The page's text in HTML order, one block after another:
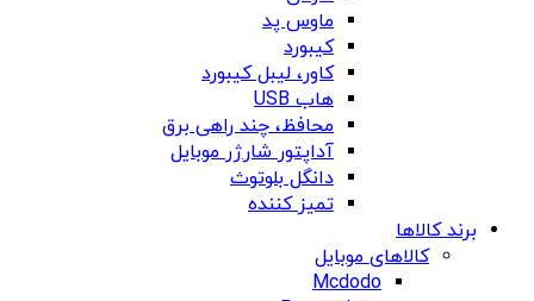
ماوس پد
کیبورد
کاور، لیبل کیبورد
هاب USB
محافظ، چند راهی برق
آداپتور شارژر موبایل
دانگل بلوتوث
تمیز کننده
برند کالاها
کالاهای موبایل
Mcdodo